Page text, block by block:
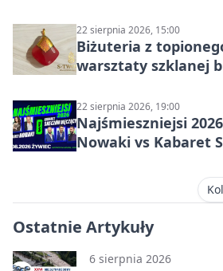
22 sierpnia 2026, 15:00
Biżuteria z
warsztaty szklanej
22 sierpnia 2026, 19:00
Najśmieszniejsi
Nowaki vs Kabaret
Ostatnie Artykuły
6 sierpnia 2026